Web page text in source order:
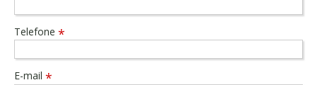
Telefone *
E-mail *